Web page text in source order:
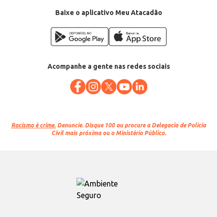
Baixe o aplicativo Meu Atacadão
Acompanhe a gente nas redes sociais
Racismo é crime. Denuncie. Disque 100 ou procure a Delegacia de Polícia
Civil mais próxima ou o Ministério Público.